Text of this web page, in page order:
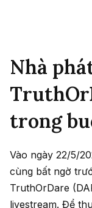
Nhà
trong
Vào ngày 22/5/
cùng bất ngờ
TruthOrDare
livestream. Để